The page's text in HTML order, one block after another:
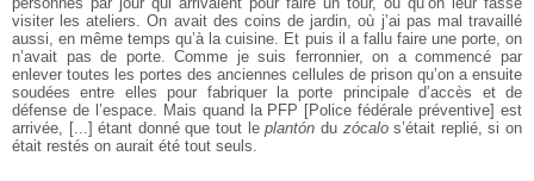
visiter les ateliers. On avait des coins de jardin, où j’ai pas mal travaillé
aussi, en même temps qu’à la cuisine. Et puis il a fallu faire une porte, on
n’avait pas de porte. Comme je suis ferronnier, on a commencé par
enlever toutes les portes des anciennes cellules de prison qu’on a ensuite
soudées entre elles pour fabriquer la porte principale d’accès et de
défense de l’espace. Mais quand la PFP [Police fédérale préventive] est
arrivée, [...] étant donné que tout leplantón du zócalos’était replié, si on
était restés on aurait été tout seuls.